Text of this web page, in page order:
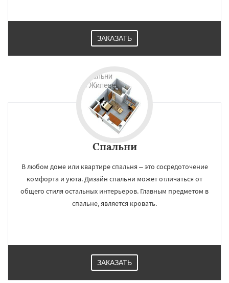
ЗАКАЗАТЬ
Спальни
В любом доме или квартире спальня – это сосредоточение
комфорта и уюта. Дизайн спальни может отличаться от
общего стиля остальных интерьеров. Главным предметом в
спальне, является кровать.
ЗАКАЗАТЬ